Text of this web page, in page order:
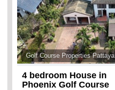
Golf Course Properties Pattaya
4 bedroom House in
Phoenix Golf Course